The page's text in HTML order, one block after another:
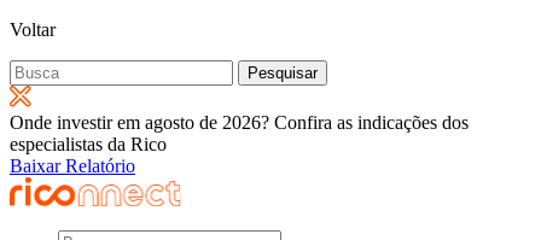
Voltar
Pesquisar
por:
Onde investir em agosto de 2026? Confira as indicações dos
especialistas da Rico
Baixar Relatório